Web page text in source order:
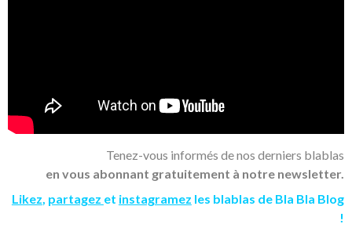
Tenez-vous informés de nos derniers blablas
en vous abonnant gratuitement à notre newsletter.
Likez partagez et instagramez les blablas de Bla Bla Blog
!